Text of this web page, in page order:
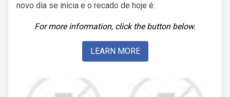
novo dia se inicia e o recado de hoje é:
For more information, click the button below.
LEARN MORE